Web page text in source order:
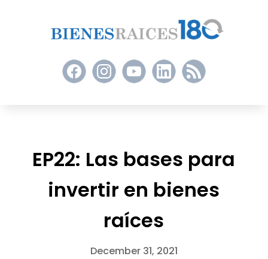
EP22: Las bases para
invertir en bienes
raíces
December 31, 2021